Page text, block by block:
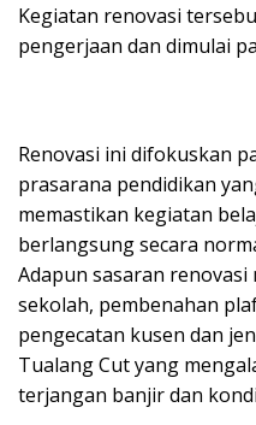
Kegiatan renovasi
pengerjaan dan dimulai
Renovasi ini difokuskan
prasarana pendidikan
memastikan kegiatan
berlangsung secara
Adapun sasaran
sekolah, pembenahan
pengecatan kusen dan
Tualang Cut yang
terjangan banjir dan